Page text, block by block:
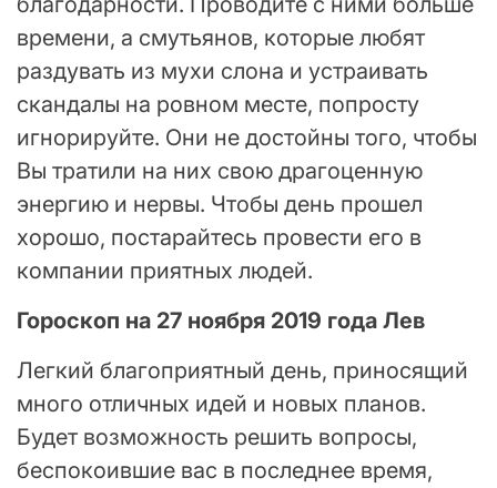
времени, а смутьянов, которые любят
раздувать из мухи слона и устраивать
скандалы на ровном месте, попросту
игнорируйте. Они не достойны того, чтобы
Вы тратили на них свою драгоценную
энергию и нервы. Чтобы день прошел
хорошо, постарайтесь провести его в
компании приятных людей.
Гороскоп на 27 ноября 2019 года Лев
Легкий благоприятный день, приносящий
много отличных идей и новых планов.
Будет возможность решить вопросы,
беспокоившие вас в последнее время,